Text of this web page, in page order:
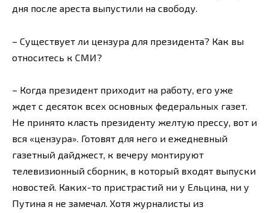
дня после ареста выпустили на свободу.
– Существует ли цензура для президента? Как вы
относитесь к СМИ?
– Когда президент приходит на работу, его уже
ждет с десяток всех основных федеральных газет.
Не принято класть президенту желтую прессу, вот и
вся «цензура». Готовят для него и ежедневный
газетный дайджест, к вечеру монтируют
телевизионный сборник, в который входят выпуски
новостей. Каких-то пристрастий ни у Ельцина, ни у
Путина я не замечал. Хотя журналисты из